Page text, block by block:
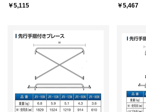
￥5,115
￥5,467